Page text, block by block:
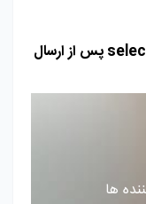
باقی ماندن مقدار انتخاب شده در فرم select پس از ارسال
ها